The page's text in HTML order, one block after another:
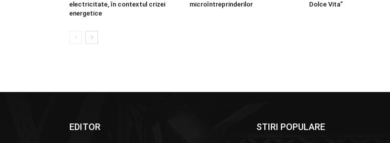
electricitate, în contextul crizei
energetice
microîntreprinderilor
Dolce Vita”
EDITOR STIRI POPULARE